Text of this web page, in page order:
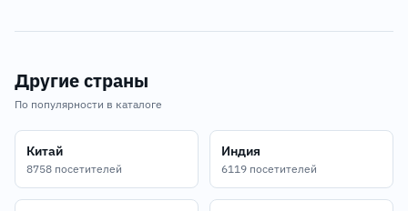
Другие страны
По популярности в каталоге
Китай
8758 посетителей
Индия
6119 посетителей